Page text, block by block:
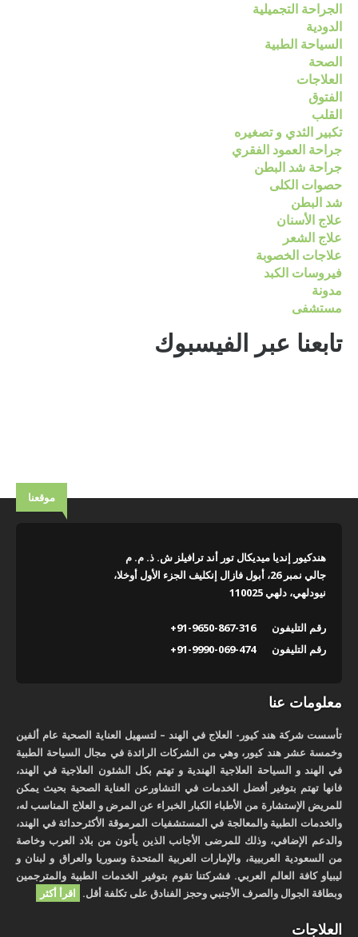
الجراحة التجميلية
الدودية
السياحة الطبية
الصحة
العلاجات
الفتوق
القلب
تكبير الثدي و تصغيره
جراحة العمود الفقري
جراحة شد البطن
حصوات الكلى
شد البطن
علاج الأسنان
علاج الشعر
علاجات الخصوبة
فيروسات الكبد
مدونة
مستشفى
تابعنا عبر الفيسبوك
موقعنا
هندكيور إنديا ميديكال تور أند ترافيلز ش. ذ. م. م
جالي نمبر 26، أبول فازال إنكليف الجزء الأول أوخلا،
نيودلهي، دلهي 110025
+91-9650-867-316
رقم التليفون
+91-9990-069-474
رقم التليفون
معلومات عنا
تأسست شركة هند كيور- العلاج في الهند – لتسهيل العناية الصحية عام ألفين
وخمسة عشر هند كيور، وهي من الشركات الرائدة في مجال السياحة الطبية
في الهند و السياحة العلاجية الهندية و تهتم بكل الشئون العلاجية في الهند،
فانها تهتم بتوفير أفضل الخدمات في التشاورعن العناية الصحية بحيث يمكن
للمريض الإستشارة من الأطباء الكبار الخبراء عن المرض و العلاج المناسب له،
والخدمات الطبية والمعالجة في المستشفيات المرموقة الأكثرحداثة في الهند،
والدعم الإضافي، وذلك للمرضى الأجانب الذين يأتون من بلاد العرب وخاصة
من السعودية العربيية، والإمارات العربية المتحدة وسوريا والعراق و لبنان و
ليبياو كافة العالم العربي. فشركتنا تقوم بتوفير الخدمات الطبية والمترجمين
وبطاقة الجوال والصرف الأجنبي وحجز الفنادق على تكلفة أقل. اقرأ أكثر
العلاجات